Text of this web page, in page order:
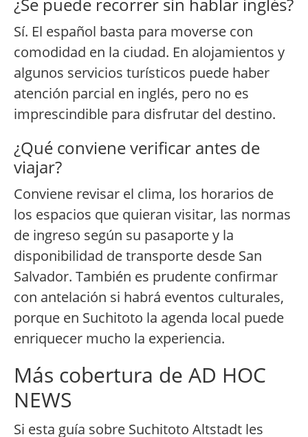
¿Se puede recorrer sin hablar inglés?
Sí. El español basta para moverse con
comodidad en la ciudad. En alojamientos y
algunos servicios turísticos puede haber
atención parcial en inglés, pero no es
imprescindible para disfrutar del destino.
¿Qué conviene verificar antes de
viajar?
Conviene revisar el clima, los horarios de
los espacios que quieran visitar, las normas
de ingreso según su pasaporte y la
disponibilidad de transporte desde San
Salvador. También es prudente confirmar
con antelación si habrá eventos culturales,
porque en Suchitoto la agenda local puede
enriquecer mucho la experiencia.
Más cobertura de AD HOC
NEWS
Si esta guía sobre Suchitoto Altstadt les